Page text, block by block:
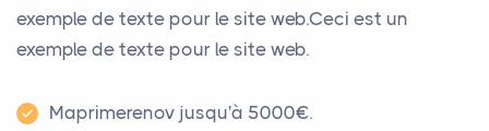
exemple de texte pour le site web.Ceci est un
exemple de texte pour le site web.
Maprimerenov jusqu'à 5000€.